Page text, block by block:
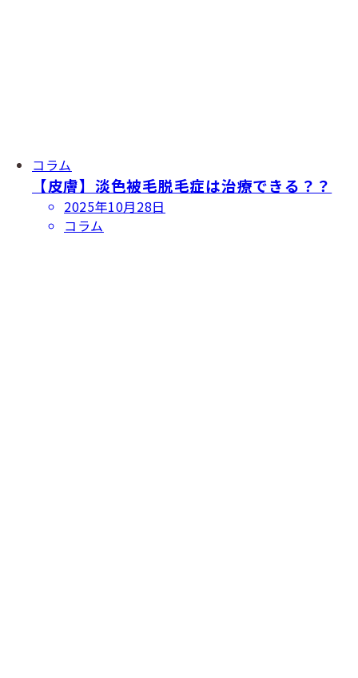
コラム
【皮膚】淡色被毛脱毛症は治療できる？？
投
稿
2025年10月28日
コラム